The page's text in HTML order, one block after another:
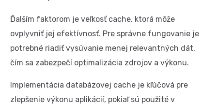
Ďalším faktorom je veľkosť cache, ktorá môže
ovplyvniť jej efektívnosť. Pre správne fungovanie je
potrebné riadiť vysúvanie menej relevantných dát,
čím sa zabezpečí optimalizácia zdrojov a výkonu.
Implementácia databázovej cache je kľúčová pre
zlepšenie výkonu aplikácií, pokiaľ sú použité v